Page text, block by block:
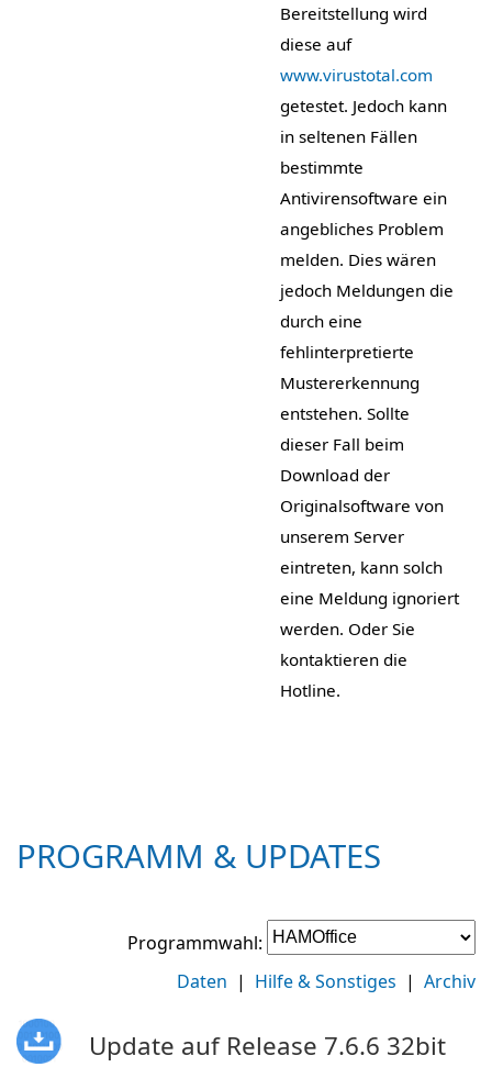
Bereitstellung wird
diese auf
www.virustotal.com
getestet. Jedoch kann
in seltenen Fällen
bestimmte
Antivirensoftware ein
angebliches Problem
melden. Dies wären
jedoch Meldungen die
durch eine
fehlinterpretierte
Mustererkennung
entstehen. Sollte
dieser Fall beim
Download der
Originalsoftware von
unserem Server
eintreten, kann solch
eine Meldung ignoriert
werden. Oder Sie
kontaktieren die
Hotline.
PROGRAMM & UPDATES
Programmwahl:
Daten | Hilfe & Sonstiges | Archiv
Update auf Release 7.6.6 32bit